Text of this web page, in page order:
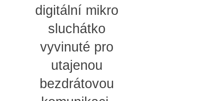
digitální mikro
sluchátko
vyvinuté pro
utajenou
bezdrátovou